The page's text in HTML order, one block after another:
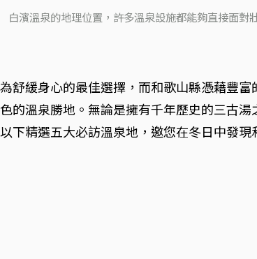
白濱溫泉的地理位置，許多溫泉設施都能夠直接面
舒緩身心的最佳選擇，而和歌山縣憑藉豐
的溫泉勝地。無論是擁有千年歷史的三古
下精選五大必訪溫泉地，邀您在冬日中發現